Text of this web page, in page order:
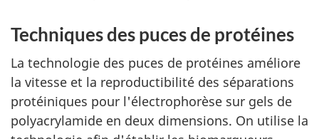
Techniques des puces de protéines
La technologie des puces de protéines améliore
la vitesse et la reproductibilité des séparations
protéiniques pour l'électrophorèse sur gels de
polyacrylamide en deux dimensions. On utilise la